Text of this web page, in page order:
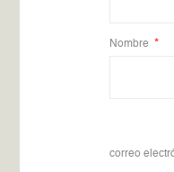
Nombre *
correo